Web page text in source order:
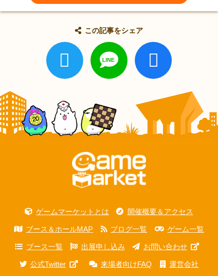
この記事をシェア
ゲームマーケットとは 開催概要＆アクセス
ブース＆ホールMAP ブログ一覧 ゲーム一覧
ブース一覧 出展申し込み お問い合わせ
公式Twitter 来場者向けFAQ 運営会社